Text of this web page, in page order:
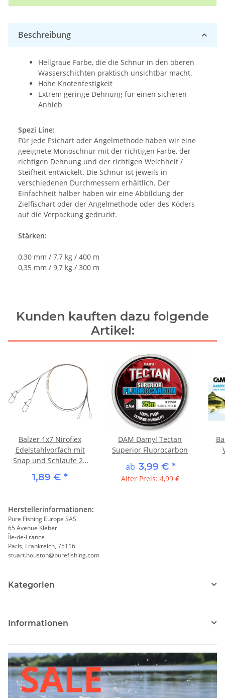
Beschreibung
Hellgraue Farbe, die die Schnur in den oberen
Wasserschichten praktisch unsichtbar macht.
Hohe Knotenfestigkeit
Extrem geringe Dehnung für einen sicheren
Anhieb
Spezi Line:
Für jede Fsichart oder Angelmethode haben wir eine
geeignete Monoschnur mit der richtigen Farbe, der
richtigen Dehnung und der richtigen Weichheit /
Steifheit entwickelt. Die Schnur ist jeweils in
verschiedenen Durchmessern erhältlich. Der
Einfachheit halber haben wir eine Abbildung der
Zielfischart oder der Angelmethode oder des Köders
auf die Verpackung gedruckt.
Stärken:
0,30 mm / 7,7 kg / 400 m
0,35 mm / 9,7 kg / 300 m
Kunden kauften dazu folgende
Artikel:
Balzer 1x7 Niroflex
Edelstahlvorfach mit
Snap und Schlaufe 20
1,89 € *
DAM Damyl Tectan
Superior Fluorocarbon
ab 3,99 € *
Alter Preis:4,99 €
Herstellerinformationen:
Pure Fishing Europe SAS
65 Avenue Kleber
Île-de-France
Paris, Frankreich, 75116
stuart.houston@purefishing.com
Kategorien
Informationen